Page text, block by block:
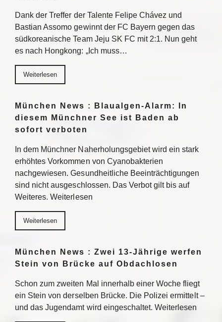
Dank der Treffer der Talente Felipe Chávez und
Bastian Assomo gewinnt der FC Bayern gegen das
südkoreanische Team Jeju SK FC mit 2:1. Nun geht
es nach Hongkong: „Ich muss…
Weiterlesen
München News : Blaualgen-Alarm: In
diesem Münchner See ist Baden ab
sofort verboten
In dem Münchner Naherholungsgebiet wird ein stark
erhöhtes Vorkommen von Cyanobakterien
nachgewiesen. Gesundheitliche Beeinträchtigungen
sind nicht ausgeschlossen. Das Verbot gilt bis auf
Weiteres. Weiterlesen
Weiterlesen
München News : Zwei 13-Jährige werfen
Stein von Brücke auf Obdachlosen
Schon zum zweiten Mal innerhalb einer Woche fliegt
ein Stein von derselben Brücke. Die Polizei ermittelt –
und das Jugendamt wird eingeschaltet. Weiterlesen